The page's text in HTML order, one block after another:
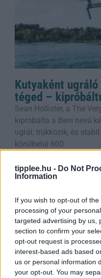
tipplee.hu - Do Not
Information
If you wish to opt-out of
processing of your
targeted advertising by us,
section to confirm your
opt-out request is
interest-based ads based
us or personal information
your opt-out. You may
Kutyaként
téged –
Sean Hollister, a The
kipróbálta a Beni nevű
ugrál, trükközik, és
körülbelül 600